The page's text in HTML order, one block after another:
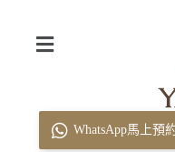
WhatsApp馬上預